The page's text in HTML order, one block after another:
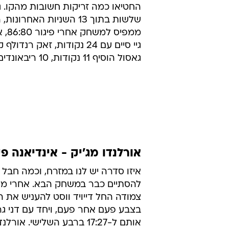
החטיאו כמה זריקות חשובות מהקו.
שלשות בתוך 13 השניות
גאסול הוסיף 11 נקודות, 10 ריבאונדים ו-3 חסימות.
אורלנדו מג'יק - אינדיאנה פייסרס 101:99 (הארכה, 1:3
איזו סדרה יש לנו במזרח, וכמה
להסתיים כבר במשחק הבא. אחרי
צמודה החל דייויד ווסט להעניש
בצבע פעם אחר פעם, ויחד עם דני
אותם ל-17:27 ברבע השלישי.